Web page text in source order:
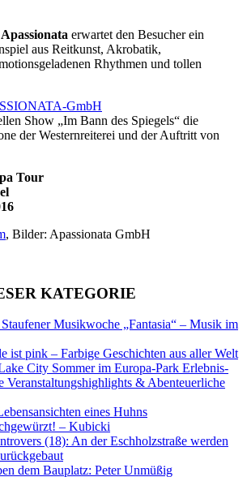
erwartet den Besucher ein
aus Reitkunst, Akrobatik,
Rhythmen und tollen
Show „Im Bann des Spiegels“ die
der Westernreiterei und der Auftritt von
Tour
, Bilder: Apassionata GmbH
KATEGORIE
Staufener Musikwoche „Fantasia“ – Musik im
ist pink – Farbige Geschichten aus aller Welt
Sommer im Europa-Park Erlebnis-
Veranstaltungshighlights & Abenteuerliche
eines Huhns
– Kubicki
(18): An der Eschholzstraße werden